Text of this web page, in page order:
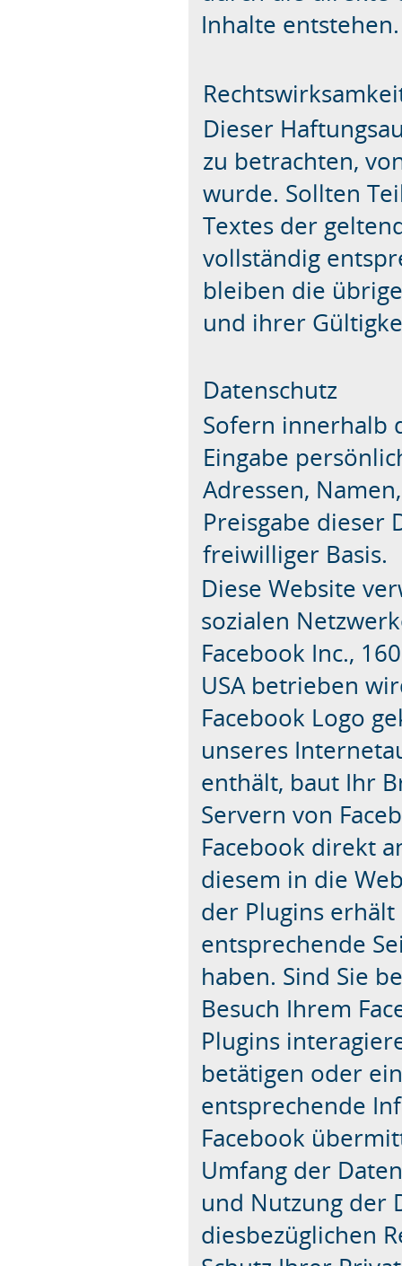
Inhalte entstehen.
Dieser
zu betrachten,
wurde. Sollten
Textes der
vollständig
bleiben die
und ihrer
Datenschutz
Sofern innerhalb
Eingabe
Adressen,
Preisgabe dieser
freiwilliger Basis.
Diese Website
sozialen
Facebook Inc.,
USA betrieben
Facebook Logo
unseres
enthält, baut Ihr
Servern von
Facebook direkt
diesem in die
der Plugins
entsprechende
haben. Sind Sie
Besuch Ihrem
Plugins
betätigen oder
entsprechende
Facebook
Umfang der
und Nutzung der
diesbezüglichen